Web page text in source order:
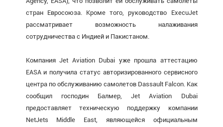
стран Евросоюза. Кроме того, руководство ExecuJet
рассматривает возможность налаживания
сотрудничества с Индией и Пакистаном.
Компания Jet Aviation Dubai уже прошла аттестацию
EASA и получила статус авторизированного сервисного
центра по обслуживанию самолетов Dassault Falcon. Как
сообщил господин Балмер, Jet Aviation Dubai
предоставляет техническую поддержку компании
NetJets Middle East, являющейся официальным